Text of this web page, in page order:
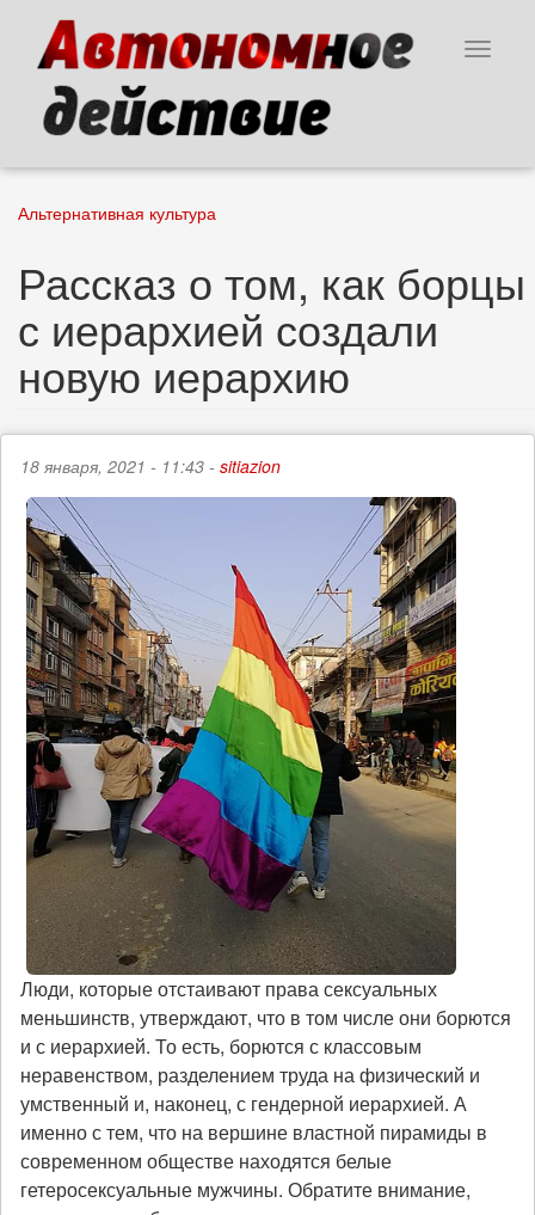
основному
содержанию
Toggle
Альтернативная культура
Рассказ о том, как борцы
с иерархией создали
новую иерархию
18 января, 2021 - 11:43 - sitiazion
Люди, которые отстаивают права сексуальных
меньшинств, утверждают, что в том числе они борются
и с иерархией. То есть, борются с классовым
неравенством, разделением труда на физический и
умственный и, наконец, с гендерной иерархией. А
именно с тем, что на вершине властной пирамиды в
современном обществе находятся белые
гетеросексуальные мужчины. Обратите внимание,